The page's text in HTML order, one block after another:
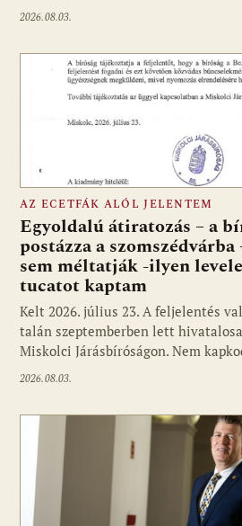
2026.08.03.
AZ ECETFÁK ALÓL JELENTEM
Egyoldalú átiratozás – a
postázza a szomszédvárba
sem méltatják -ilyen
tucatot kaptam
Kelt 2026. július 23. A feljelentés
talán szeptemberben lett
Miskolci Járásbíróságon. Nem
2026.08.03.